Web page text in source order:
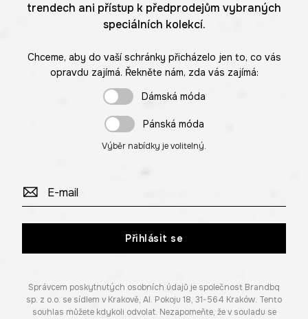
trendech ani přístup k předprodejům vybraných
speciálních kolekcí.
Chceme, aby do vaší schránky přicházelo jen to, co vás
opravdu zajímá. Řekněte nám, zda vás zajímá:
Dámská móda
Pánská móda
Výběr nabídky je volitelný.
Přihlásit se
Správcem poskytnutých osobních údajů je společnost Brandbq
sp. z o.o. se sídlem v Krakově, Al. Pokoju 18, 31-564 Kraków. Tento
souhlas můžete kdykoli odvolat. Nezapomeňte, že v souladu se